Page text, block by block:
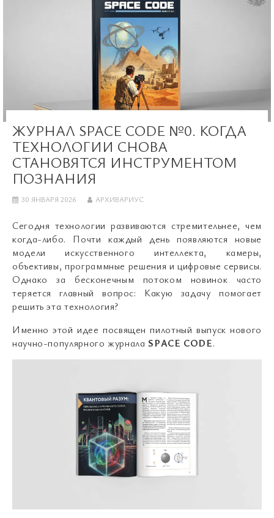
ЖУРНАЛ SPACE CODE №0. КОГДА
ТЕХНОЛОГИИ СНОВА
СТАНОВЯТСЯ ИНСТРУМЕНТОМ
ПОЗНАНИЯ
30 ЯНВАРЯ 2026 АРХИВАРИУС
Сегодня технологии развиваются стремительнее, чем
когда-либо. Почти каждый день появляются новые
модели искусственного интеллекта, камеры,
объективы, программные решения и цифровые сервисы.
Однако за бесконечным потоком новинок часто
теряется главный вопрос: Какую задачу помогает
решить эта технология?
Именно этой идее посвящен пилотный выпуск нового
научно-популярного журналаSPACE CODE.